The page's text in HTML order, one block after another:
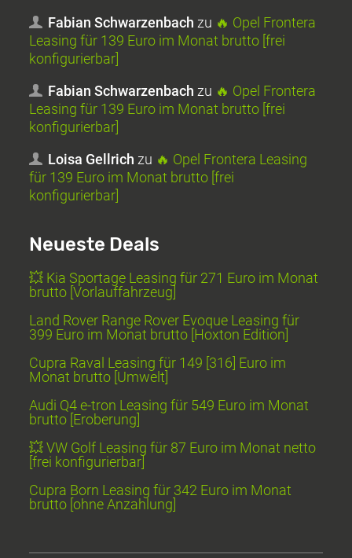
Fabian Schwarzenbach zu 🔥 Opel Frontera
Leasing für 139 Euro im Monat brutto [frei
konfigurierbar]
Fabian Schwarzenbach zu 🔥 Opel Frontera
Leasing für 139 Euro im Monat brutto [frei
konfigurierbar]
Loisa Gellrich zu 🔥 Opel Frontera Leasing
für 139 Euro im Monat brutto [frei
konfigurierbar]
Neueste Deals
💥 Kia Sportage Leasing für 271 Euro im Monat
brutto [Vorlauffahrzeug]
Land Rover Range Rover Evoque Leasing für
399 Euro im Monat brutto [Hoxton Edition]
Cupra Raval Leasing für 149 [316] Euro im
Monat brutto [Umwelt]
Audi Q4 e-tron Leasing für 549 Euro im Monat
brutto [Eroberung]
💥 VW Golf Leasing für 87 Euro im Monat netto
[frei konfigurierbar]
Cupra Born Leasing für 342 Euro im Monat
brutto [ohne Anzahlung]